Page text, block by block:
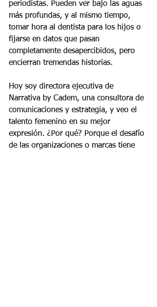
periodistas. Pueden ver bajo las aguas
más profundas, y al mismo tiempo,
tomar hora al dentista para los hijos o
fijarse en datos que pasan
completamente desapercibidos, pero
encierran tremendas historias.
Hoy soy directora ejecutiva de
Narrativa by Cadem, una consultora de
comunicaciones y estrategia, y veo el
talento femenino en su mejor
expresión. ¿Por qué? Porque el desafío
de las organizaciones o marcas tiene